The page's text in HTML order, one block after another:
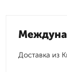
Доставка из